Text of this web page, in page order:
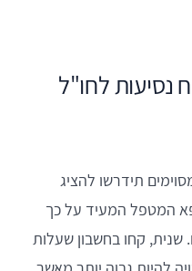
נסיעות לחו"ל
תידרשו להציג
המטפל המעיד על כך
שנית, קחו בחשבון שעלות